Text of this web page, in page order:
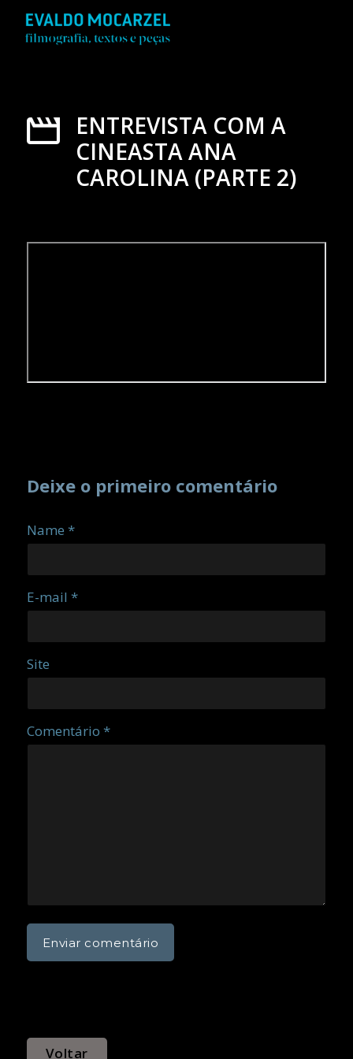
ENTREVISTA COM A
CINEASTA ANA
CAROLINA (PARTE 2)
Deixe o primeiro comentário
Name *
E-mail *
Site
Comentário *
Voltar